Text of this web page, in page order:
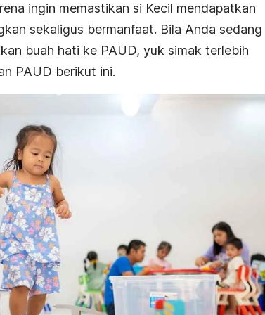
ingin memastikan si Kecil mendapatkan
sekaligus bermanfaat. Bila Anda sedang
buah hati ke PAUD, yuk simak terlebih
PAUD berikut ini.